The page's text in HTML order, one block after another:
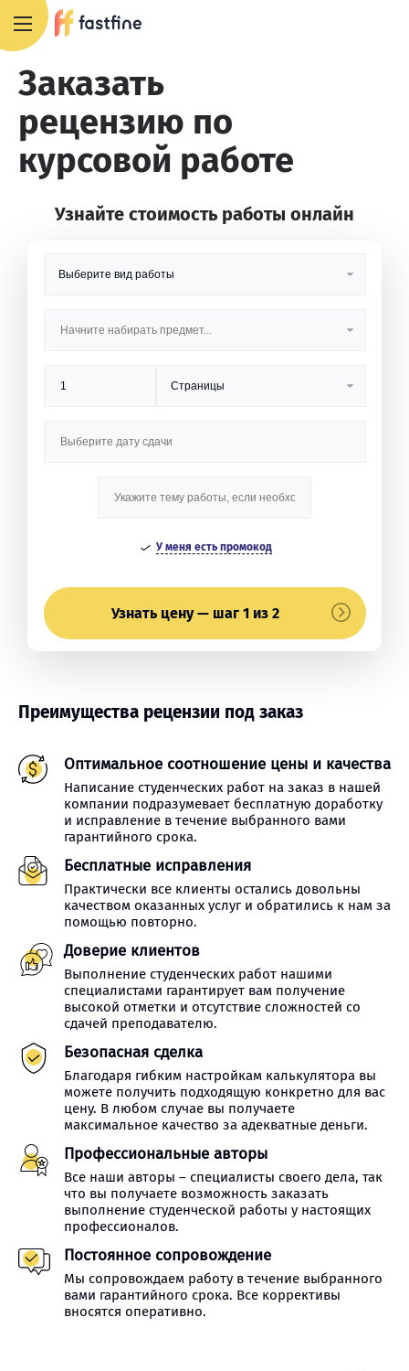
Заказать
рецензию по
курсовой работе
Узнайте стоимость работы онлайн
У меня есть промокод
Узнать цену — шаг 1 из 2
Преимущества рецензии под заказ
Оптимальное соотношение цены и качества
Написание студенческих работ на заказ в нашей
компании подразумевает бесплатную доработку
и исправление в течение выбранного вами
гарантийного срока.
Бесплатные исправления
Практически все клиенты остались довольны
качеством оказанных услуг и обратились к нам за
помощью повторно.
Доверие клиентов
Выполнение студенческих работ нашими
специалистами гарантирует вам получение
высокой отметки и отсутствие сложностей со
сдачей преподавателю.
Безопасная сделка
Благодаря гибким настройкам калькулятора вы
можете получить подходящую конкретно для вас
цену. В любом случае вы получаете
максимальное качество за адекватные деньги.
Профессиональные авторы
Все наши авторы – специалисты своего дела, так
что вы получаете возможность заказать
выполнение студенческой работы у настоящих
профессионалов.
Постоянное сопровождение
Мы сопровождаем работу в течение выбранного
вами гарантийного срока. Все коррективы
вносятся оперативно.